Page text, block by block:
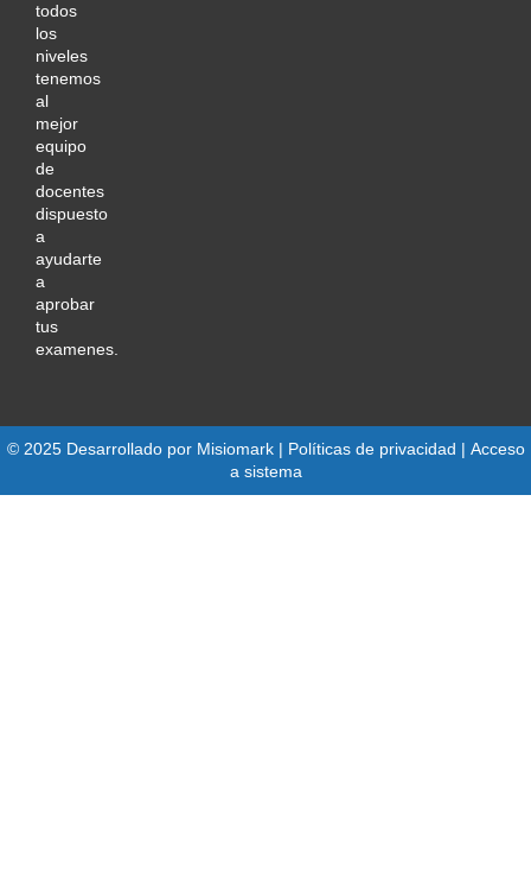
todos
los
niveles
tenemos
al
mejor
equipo
de
docentes
dispuesto
a
ayudarte
a
aprobar
tus
examenes.
© 2025 Desarrollado por Misiomark | Políticas de privacidad | Acceso
a sistema